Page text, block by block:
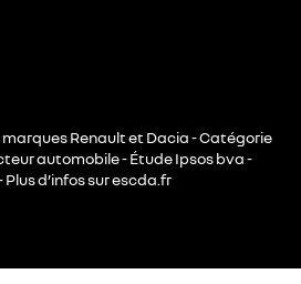
marques Renault et Dacia - Catégorie
automobile - Étude Ipsos bva -
Plus d’infos sur escda.fr